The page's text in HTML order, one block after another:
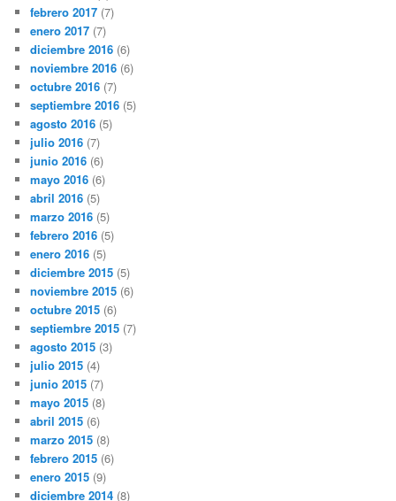
febrero 2017 (7)
enero 2017 (7)
diciembre 2016 (6)
noviembre 2016 (6)
octubre 2016 (7)
septiembre 2016 (5)
agosto 2016 (5)
julio 2016 (7)
junio 2016 (6)
mayo 2016 (6)
abril 2016 (5)
marzo 2016 (5)
febrero 2016 (5)
enero 2016 (5)
diciembre 2015 (5)
noviembre 2015 (6)
octubre 2015 (6)
septiembre 2015 (7)
agosto 2015 (3)
julio 2015 (4)
junio 2015 (7)
mayo 2015 (8)
abril 2015 (6)
marzo 2015 (8)
febrero 2015 (6)
enero 2015 (9)
diciembre 2014 (8)